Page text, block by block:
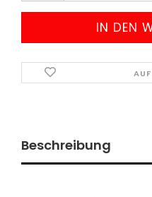
Beschreibung